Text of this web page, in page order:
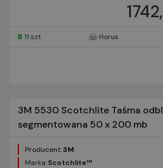
11 szt Horus
3M 5530 Scotchlite Taśma
segmentowana 50 x 200 mb
Producent:3M
Marka:Scotchlite™